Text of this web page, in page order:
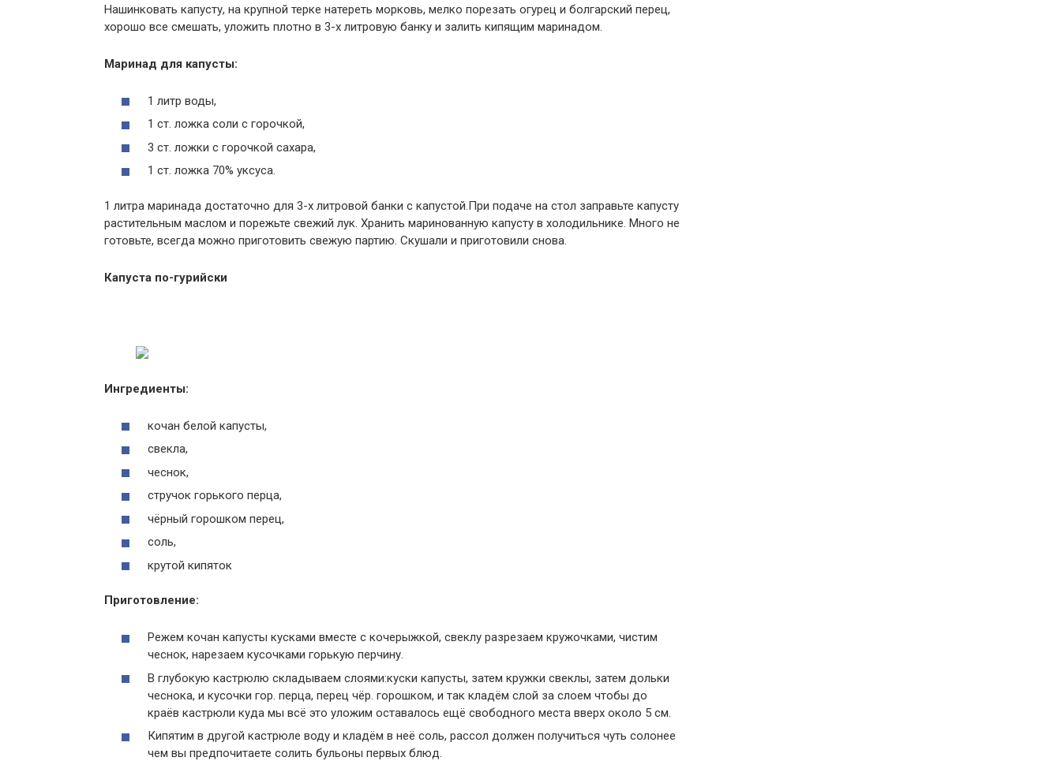
Нашинковать капусту, на крупной терке натереть морковь, мелко порезать огурец и болгарский перец,
хорошо все смешать, уложить плотно в 3-х литровую банку и залить кипящим маринадом.
Маринад для капусты:
1 литр воды,
1 ст. ложка соли с горочкой,
3 ст. ложки с горочкой сахара,
1 ст. ложка 70% уксуса.
1 литра маринада достаточно для 3-х литровой банки с капустой.При подаче на стол заправьте капусту
растительным маслом и порежьте свежий лук. Хранить маринованную капусту в холодильнике. Много не
готовьте, всегда можно приготовить свежую партию. Скушали и приготовили снова.
Капуста по-гурийски
Ингредиенты:
кочан белой капусты,
свекла,
чеснок,
стручок горького перца,
чёрный горошком перец,
соль,
крутой кипяток
Приготовление:
Режем кочан капусты кусками вместе с кочерыжкой, свеклу разрезаем кружочками, чистим
чеснок, нарезаем кусочками горькую перчину.
В глубокую кастрюлю складываем слоями:куски капусты, затем кружки свеклы, затем дольки
чеснока, и кусочки гор. перца, перец чёр. горошком, и так кладём слой за слоем чтобы до
краёв кастрюли куда мы всё это уложим оставалось ещё свободного места вверх около 5 см.
Кипятим в другой кастрюле воду и кладём в неё соль, рассол должен получиться чуть солонее
чем вы предпочитаете солить бульоны первых блюд.